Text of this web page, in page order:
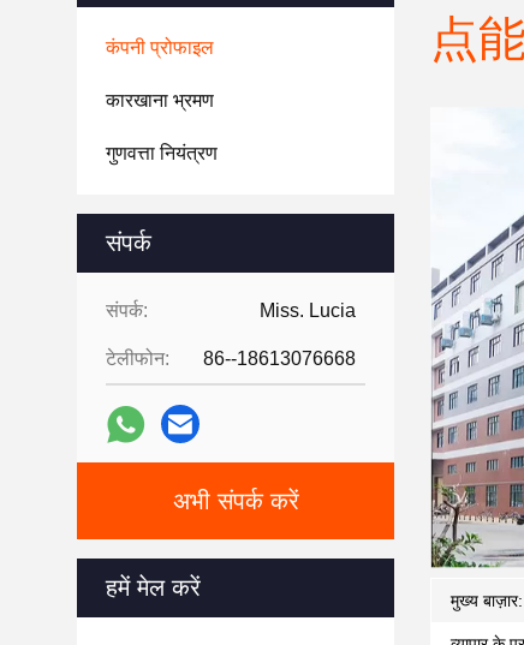
कंपनी प्रोफाइल
कारखाना भ्रमण
गुणवत्ता नियंत्रण
संपर्क
संपर्क: Miss. Lucia
टेलीफोन: 86--18613076668
अभी संपर्क करें
हमें मेल करें
点
मुख्य बाज़ार: